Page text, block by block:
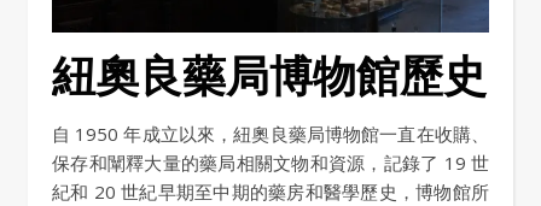
紐奧良藥局博物館歷史
自 1950 年成立以來，紐奧良藥局博物館一直在收購、
保存和闡釋大量的藥局相關文物和資源，記錄了 19 世
紀和 20 世紀早期至中期的藥房和醫學歷史，博物館所